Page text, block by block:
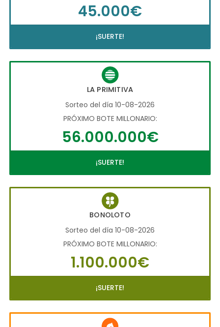
45.000€
¡SUERTE!
LA PRIMITIVA
Sorteo del día 10-08-2026
PRÓXIMO BOTE MILLONARIO:
56.000.000€
¡SUERTE!
BONOLOTO
Sorteo del día 10-08-2026
PRÓXIMO BOTE MILLONARIO:
1.100.000€
¡SUERTE!